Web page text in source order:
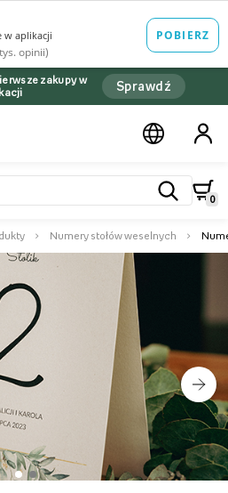
zakupy w
Sprawdź
0
Numery stołów weselnych